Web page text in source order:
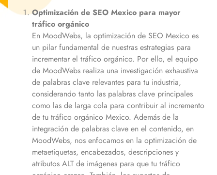
Optimización de SEO Mexico para mayor
tráfico orgánico
En MoodWebs, la optimización de SEO Mexico es
un pilar fundamental de nuestras estrategias para
incrementar el tráfico orgánico. Por ello, el equipo
de MoodWebs realiza una investigación exhaustiva
de palabras clave relevantes para tu industria,
considerando tanto las palabras clave principales
como las de larga cola para contribuir al incremento
de tu tráfico orgánico Mexico. Además de la
integración de palabras clave en el contenido, en
MoodWebs, nos enfocamos en la optimización de
metaetiquetas, encabezados, descripciones y
atributos ALT de imágenes para que tu tráfico